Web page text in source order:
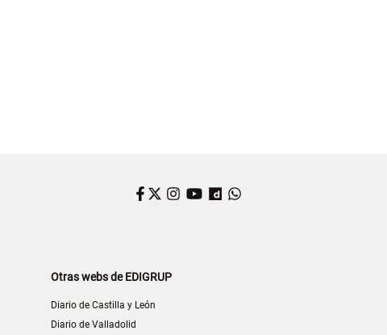
Facebook
Twitter
Instagram
YouTube
Dailymotion
Otras webs de EDIGRUP
Diario de Castilla y León
Diario de Valladolid